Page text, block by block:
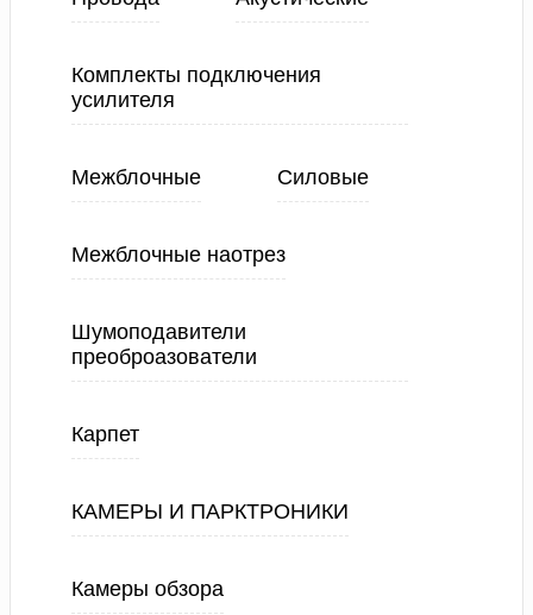
Комплекты подключения
усилителя
Межблочные Силовые
Межблочные наотрез
Шумоподавители
преоброазователи
Карпет
КАМЕРЫ И ПАРКТРОНИКИ
Камеры обзора